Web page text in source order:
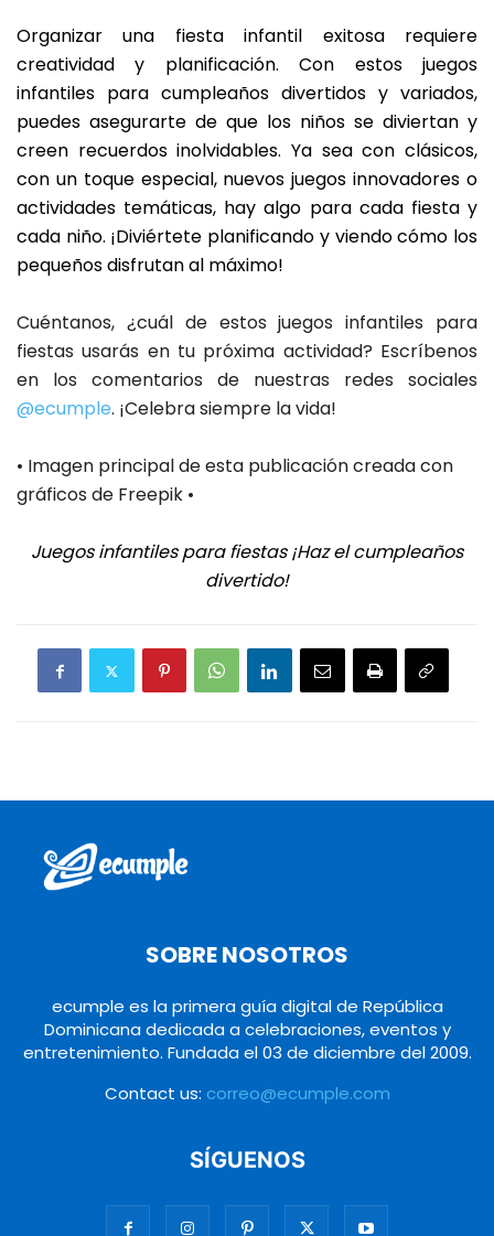
Organizar una fiesta infantil exitosa requiere
creatividad y planificación. Con estos juegos
infantiles para cumpleaños divertidos y variados,
puedes asegurarte de que los niños se diviertan y
creen recuerdos inolvidables. Ya sea con clásicos,
con un toque especial, nuevos juegos innovadores o
actividades temáticas, hay algo para cada fiesta y
cada niño. ¡Diviértete planificando y viendo cómo los
pequeños disfrutan al máximo!
Cuéntanos, ¿cuál de estos juegos infantiles para
fiestas usarás en tu próxima actividad? Escríbenos
en los comentarios de nuestras redes sociales
@ecumple. ¡Celebra siempre la vida!
• Imagen principal de esta publicación creada con
gráficos de Freepik •
Juegos infantiles para fiestas ¡Haz el cumpleaños
divertido!
SOBRE NOSOTROS
ecumple es la primera guía digital de República
Dominicana dedicada a celebraciones, eventos y
entretenimiento. Fundada el 03 de diciembre del 2009.
Contact us: correo@ecumple.com
SÍGUENOS